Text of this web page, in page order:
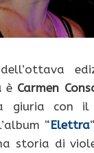
è Carmen
giuria con
“Elettra
storia di